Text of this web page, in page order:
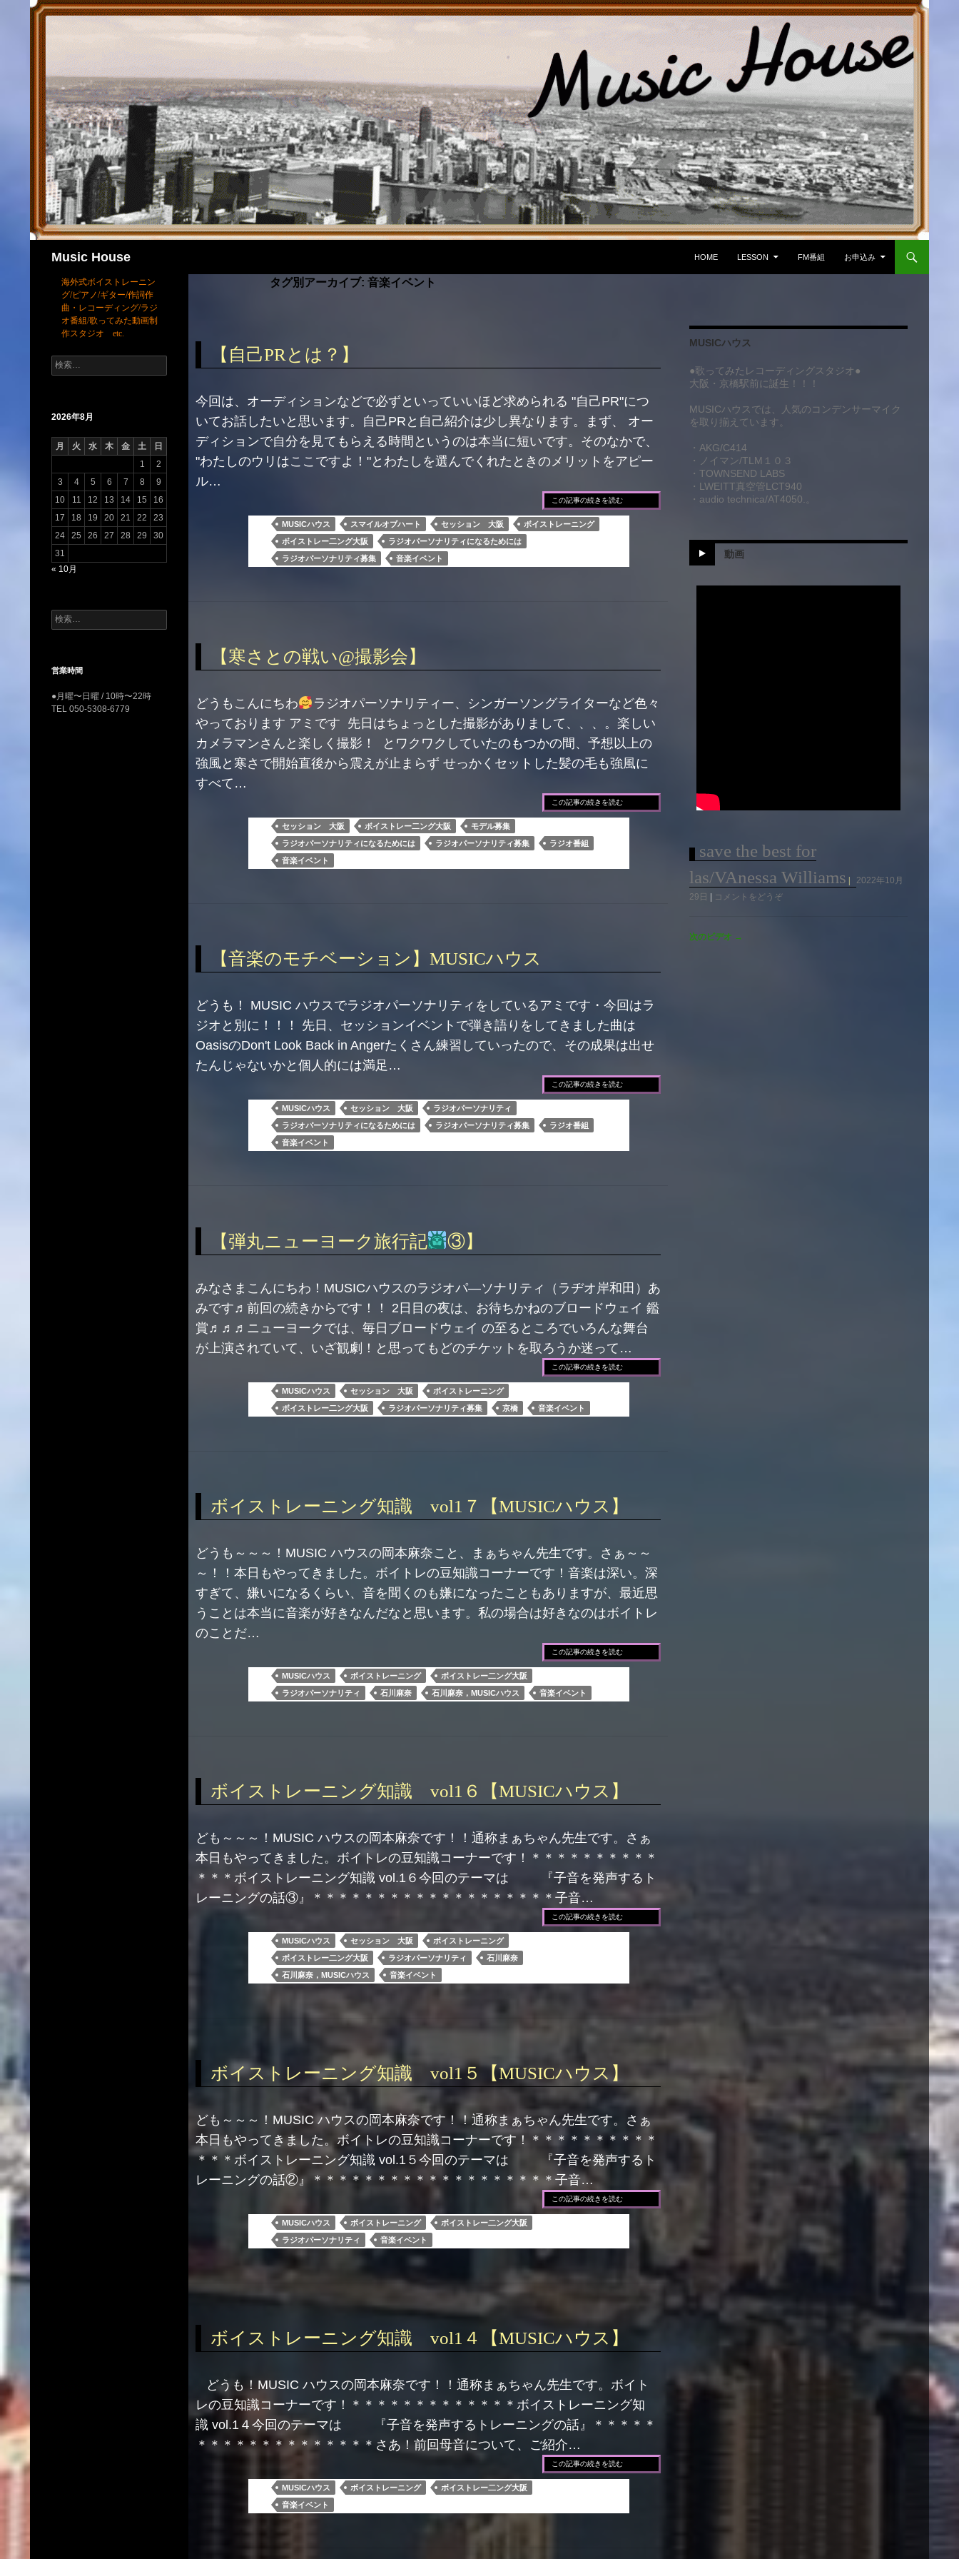
Music House
HOME
LESSON FM番組 お申込み
タグ別アーカイブ: 音楽イベント
【自己PRとは？】
今回は、オーディションなどで必ずといっていいほど求められる "自己PR"につ
いてお話したいと思います。自己PRと自己紹介は少し異なります。まず、 オー
ディションで自分を見てもらえる時間というのは本当に短いです。そのなかで、
"わたしのウリはここですよ！"とわたしを選んでくれたときのメリットをアピー
ル…
この記事の続きを読む
MUSICハウス スマイルオブハート セッション 大阪
ボイストレーニング
ボイストレー二ング大阪
ラジオパーソナリティになるためには
ラジオパーソナリティ募集
音楽イベント
【寒さとの戦い@撮影会】
どうもこんにちわ
ラジオパーソナリティー、シンガーソングライターなど色々
やっております アミです 先日はちょっとした撮影がありまして、、、。楽しい
カメラマンさんと楽しく撮影！ とワクワクしていたのもつかの間、予想以上の
強風と寒さで開始直後から震えが止まらず せっかくセットした髪の毛も強風に
すべて…
この記事の続きを読む
セッション 大阪 ボイストレー二ング大阪
モデル募集
ラジオパーソナリティになるためには
ラジオパーソナリティ募集
ラジオ番組
音楽イベント
【音楽のモチベーション】MUSICハウス
どうも！ MUSIC ハウスでラジオパーソナリティをしているアミです・今回はラ
ジオと別に！！！ 先日、セッションイベントで弾き語りをしてきました曲は
OasisのDon't Look Back in Angerたくさん練習していったので、その成果は出せ
たんじゃないかと個人的には満足…
この記事の続きを読む
MUSICハウス セッション 大阪
ラジオパーソナリティ
ラジオパーソナリティになるためには
ラジオパーソナリティ募集
ラジオ番組
音楽イベント
【弾丸ニューヨーク旅行記 ③】
みなさまこんにちわ！MUSICハウスのラジオパ―ソナリティ（ラヂオ岸和田）あ
みです♬前回の続きからです！！ 2日目の夜は、お待ちかねのブロードウェイ 鑑
賞♬♬♬ニューヨークでは、毎日ブロードウェイ の至るところでいろんな舞台
が上演されていて、いざ観劇！と思ってもどのチケットを取ろうか迷って…
この記事の続きを読む
MUSICハウス セッション 大阪
ボイストレーニング
ボイストレー二ング大阪
ラジオパーソナリティ募集 京橋 音楽イベント
ボイストレーニング知識 vol1７【MUSICハウス】
どうも～～～！MUSIC ハウスの岡本麻奈こと、まぁちゃん先生です。さぁ～～
～！！本日もやってきました。ボイトレの豆知識コーナーです！音楽は深い。深
すぎて、嫌いになるくらい、音を聞くのも嫌になったこともありますが、最近思
うことは本当に音楽が好きなんだなと思います。私の場合は好きなのはボイトレ
のことだ…
この記事の続きを読む
MUSICハウス ボイストレーニング
ボイストレー二ング大阪
ラジオパーソナリティ
石川麻奈 石川麻奈，MUSICハウス 音楽イベント
ボイストレーニング知識 vol1６【MUSICハウス】
ども～～～！MUSIC ハウスの岡本麻奈です！！通称まぁちゃん先生です。さぁ
本日もやってきました。ボイトレの豆知識コーナーです！＊＊＊＊＊＊＊＊＊＊
＊＊＊ボイストレーニング知識 vol.1６今回のテーマは 『子音を発声するト
レーニングの話③』＊＊＊＊＊＊＊＊＊＊＊＊＊＊＊＊＊＊＊子音…
この記事の続きを読む
MUSICハウス セッション 大阪
ボイストレーニング
ボイストレー二ング大阪
ラジオパーソナリティ
石川麻奈
石川麻奈，MUSICハウス
音楽イベント
ボイストレーニング知識 vol1５【MUSICハウス】
ども～～～！MUSIC ハウスの岡本麻奈です！！通称まぁちゃん先生です。さぁ
本日もやってきました。ボイトレの豆知識コーナーです！＊＊＊＊＊＊＊＊＊＊
＊＊＊ボイストレーニング知識 vol.1５今回のテーマは 『子音を発声するト
レーニングの話②』＊＊＊＊＊＊＊＊＊＊＊＊＊＊＊＊＊＊＊子音…
この記事の続きを読む
MUSICハウス ボイストレーニング
ボイストレー二ング大阪
ラジオパーソナリティ
音楽イベント
ボイストレーニング知識 vol1４【MUSICハウス】
どうも！MUSIC ハウスの岡本麻奈です！！通称まぁちゃん先生です。ボイト
レの豆知識コーナーです！＊＊＊＊＊＊＊＊＊＊＊＊＊ボイストレーニング知
識 vol.1４今回のテーマは 『子音を発声するトレーニングの話』＊＊＊＊＊
＊＊＊＊＊＊＊＊＊＊＊＊＊＊さあ！前回母音について、ご紹介…
この記事の続きを読む
MUSICハウス ボイストレーニング
ボイストレー二ング大阪
音楽イベント
MUSICハウス
●歌ってみたレコーディングスタジオ●
大阪・京橋駅前に誕生！！！
MUSICハウスでは、人気のコンデンサーマイク
を取り揃えています。
・AKG/C414
・ノイマン/TLM１０３
・TOWNSEND LABS
・LWEITT真空管LCT940
・audio technica/AT4050.。
動画
save the best for
las/VAnessa Williams
2022年10月
29日
コメントをどうぞ
次のビデオ →
海外式ボイストレーニン
グ/ピアノ/ギター/作詞作
曲・レコーディング/ラジ
オ番組/歌ってみた動画制
作スタジオ etc.
検
索:
2026年8月
月 火 水 木 金 土
日
1
2
3
4 5 6 7 8
9
10
11 12 13 14 15
16
17
18 19 20 21 22
23
24
25 26 27 28 29
30
31
« 10月
検
索:
営業時間
●月曜〜日曜 / 10時〜22時
TEL 050-5308-6779